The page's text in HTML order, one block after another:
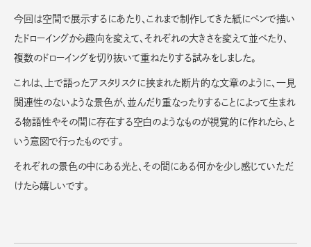
今回は空間で展示するにあたり、これまで制作してきた紙にペンで描い
たドローイングから趣向を変えて、それぞれの大きさを変えて並べたり、
複数のドローイングを切り抜いて重ねたりする試みをしました。
これは、上で語ったアスタリスクに挟まれた断片的な文章のように、一見
関連性のないような景色が、並んだり重なったりすることによって生まれ
る物語性やその間に存在する空白のようなものが視覚的に作れたら、と
いう意図で行ったものです。
それぞれの景色の中にある光と、その間にある何かを少し感じていただ
けたら嬉しいです。